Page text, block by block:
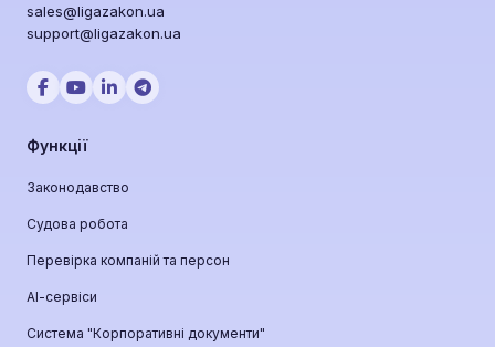
sales@ligazakon.ua
support@ligazakon.ua
Функції
Законодавство
Судова робота
Перевірка компаній та персон
АІ-сервіси
Система "Корпоративні документи"